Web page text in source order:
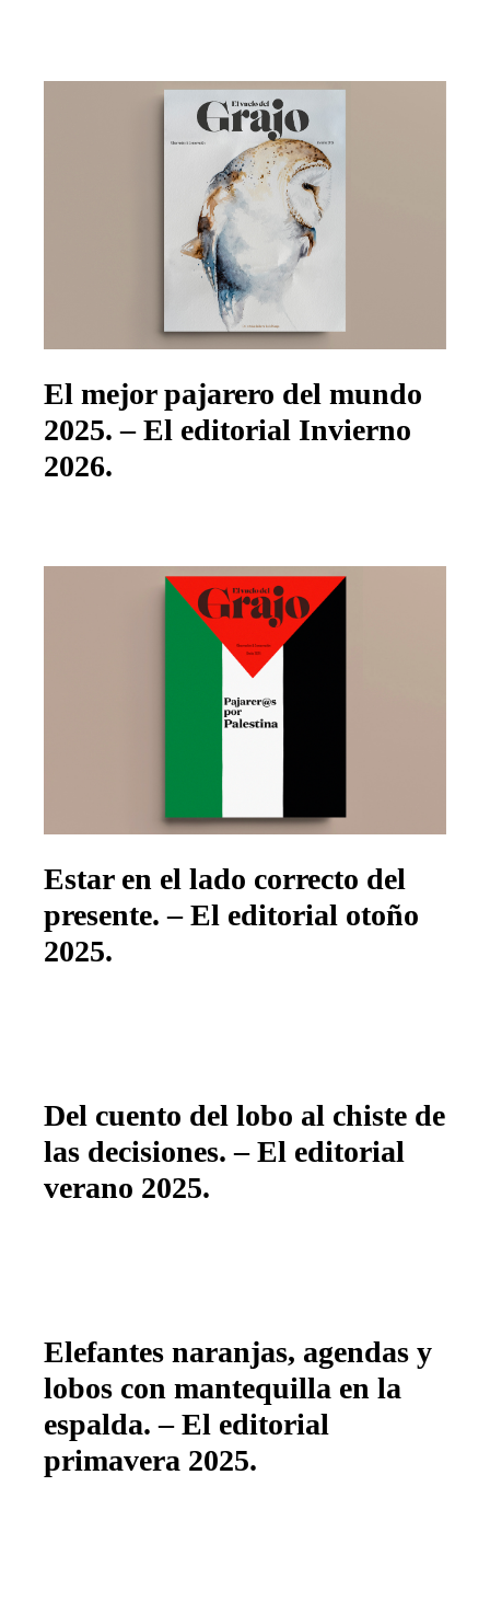
El mejor pajarero del mundo
2025. – El editorial Invierno
2026.
Estar en el lado correcto del
presente. – El editorial otoño
2025.
Del cuento del lobo al chiste de
las decisiones. – El editorial
verano 2025.
Elefantes naranjas, agendas y
lobos con mantequilla en la
espalda. – El editorial
primavera 2025.